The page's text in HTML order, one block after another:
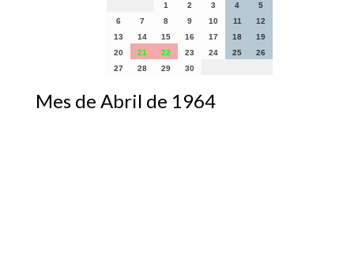
1
2 3 4
5
6
7 8 9 10 11
12
13
14 15 16 17 18
19
20
21 22 23 24 25
26
27
28 29 30
Mes de Abril de 1964